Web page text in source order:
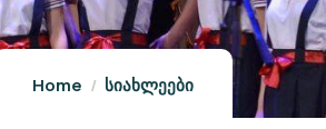
Home სიახლეები